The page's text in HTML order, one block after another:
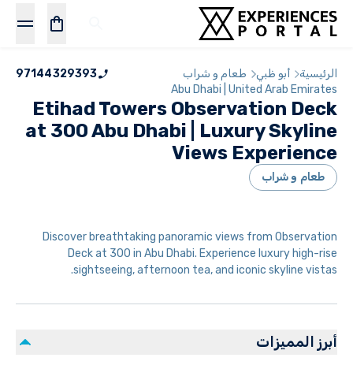
الرئيسية أبو ظبي طعام و شراب
97144329393
Abu Dhabi | United Arab Emirates
Etihad Towers Observation Deck
at 300 Abu Dhabi | Luxury Skyline
Views Experience
طعام و شراب
Discover breathtaking panoramic views from Observation
Deck at 300 in Abu Dhabi. Experience luxury high-rise
sightseeing, afternoon tea, and iconic skyline vistas.
أبرز المميزات